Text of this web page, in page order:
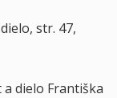
str. 47,
a dielo Františka